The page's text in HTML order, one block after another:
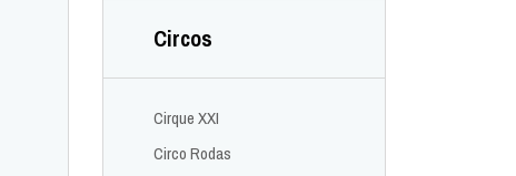
Circos
Cirque XXI
Circo Rodas